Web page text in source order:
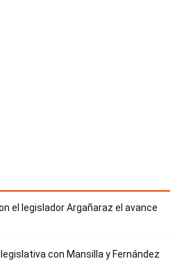
el legislador Argañaraz el avance
con Mansilla y Fernández